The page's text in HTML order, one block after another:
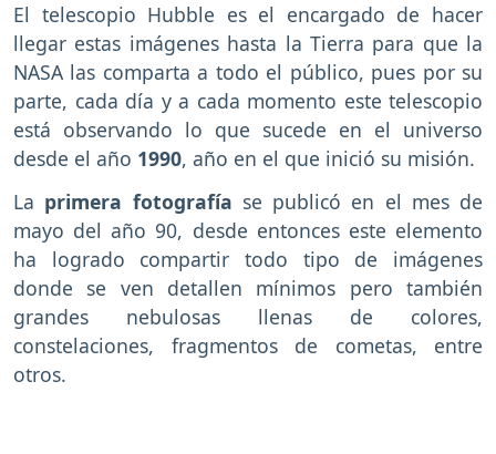
El telescopio Hubble es el encargado de hacer
llegar estas imágenes hasta la Tierra para que la
NASA las comparta a todo el público, pues por su
parte, cada día y a cada momento este telescopio
está observando lo que sucede en el universo
desde el año 1990, año en el que inició su misión.
La primera fotografía se publicó en el mes de
mayo del año 90, desde entonces este elemento
ha logrado compartir todo tipo de imágenes
donde se ven detallen mínimos pero también
grandes nebulosas llenas de colores,
constelaciones, fragmentos de cometas, entre
otros.